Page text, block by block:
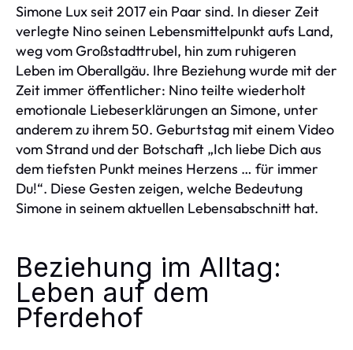
Simone Lux seit 2017 ein Paar sind. In dieser Zeit
verlegte Nino seinen Lebensmittelpunkt aufs Land,
weg vom Großstadttrubel, hin zum ruhigeren
Leben im Oberallgäu. Ihre Beziehung wurde mit der
Zeit immer öffentlicher: Nino teilte wiederholt
emotionale Liebeserklärungen an Simone, unter
anderem zu ihrem 50. Geburtstag mit einem Video
vom Strand und der Botschaft „Ich liebe Dich aus
dem tiefsten Punkt meines Herzens … für immer
Du!“. Diese Gesten zeigen, welche Bedeutung
Simone in seinem aktuellen Lebensabschnitt hat.
Beziehung im Alltag:
Leben auf dem
Pferdehof